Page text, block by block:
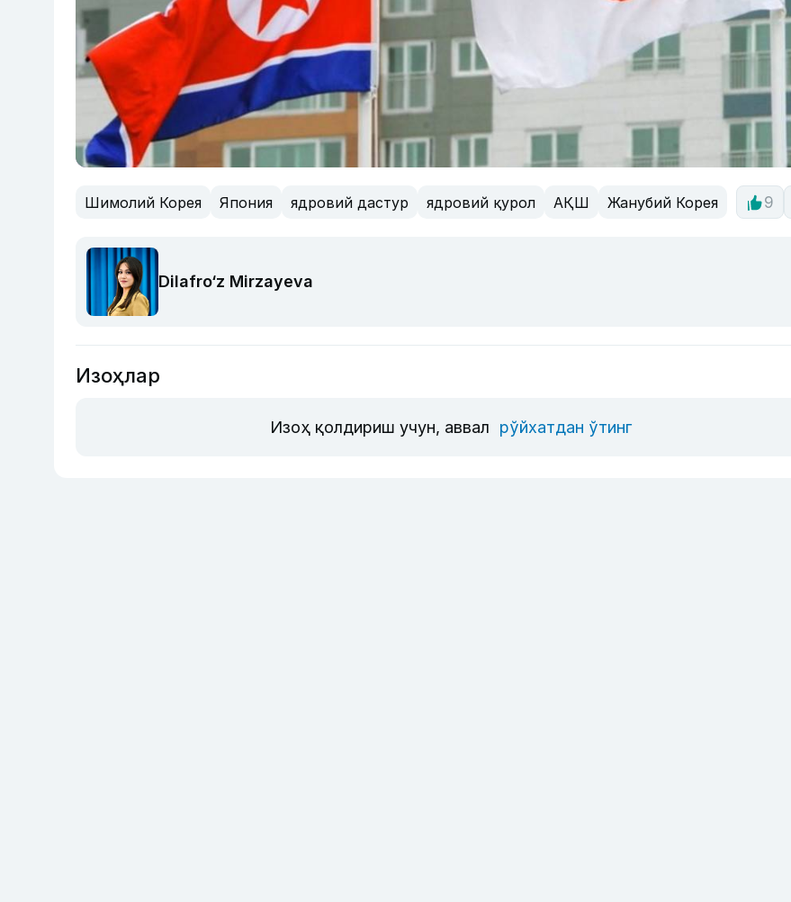
Шимолий Корея Япония ядровий дастур ядровий қурол АҚШ Жанубий Корея 9
Dilafro‘z Mirzayeva
Изоҳлар
Изоҳ қолдириш учун, аввал рўйхатдан ўтинг